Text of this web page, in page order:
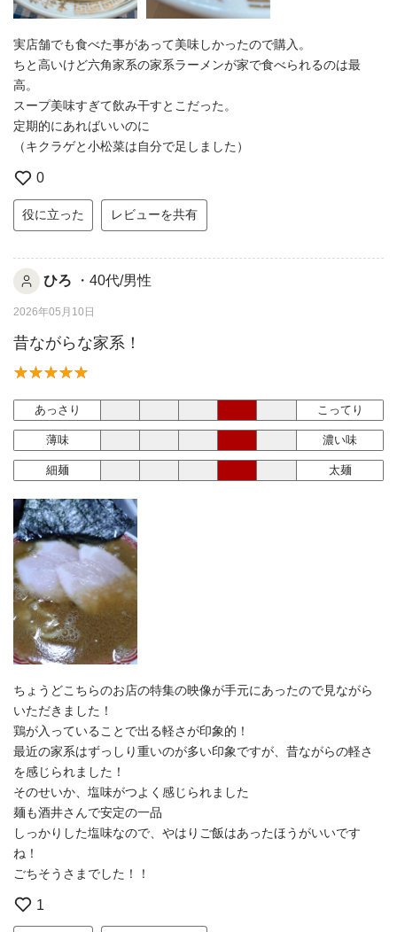
実店舗でも食べた事があって美味しかったので購入。
ちと高いけど六角家系の家系ラーメンが家で食べられるのは最
高。
スープ美味すぎて飲み干すとこだった。
定期的にあればいいのに
（キクラゲと小松菜は自分で足しました）
0
役に立った レビューを共有
ひろ ・40代/男性
2026年05月10日
昔ながらな家系！
あっさり こってり
薄味 濃い味
細麺 太麺
ちょうどこちらのお店の特集の映像が手元にあったので見ながら
いただきました！
鶏が入っていることで出る軽さが印象的！
最近の家系はずっしり重いのが多い印象ですが、昔ながらの軽さ
を感じられました！
そのせいか、塩味がつよく感じられました
麺も酒井さんで安定の一品
しっかりした塩味なので、やはりご飯はあったほうがいいです
ね！
ごちそうさまでした！！
1